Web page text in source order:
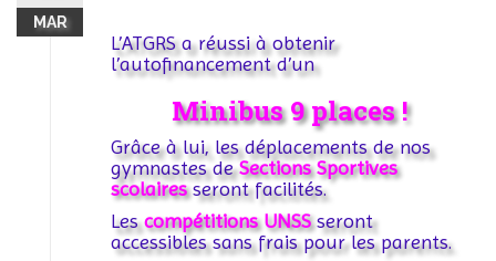
MAR
L’ATGRS a réussi à obtenir
l’autofinancement d’un
Minibus 9 places !
Grâce à lui, les déplacements de nos
gymnastes deSections Sportives
scolaires seront facilités.
Lescompétitions UNSS seront
accessibles sans frais pour les parents.